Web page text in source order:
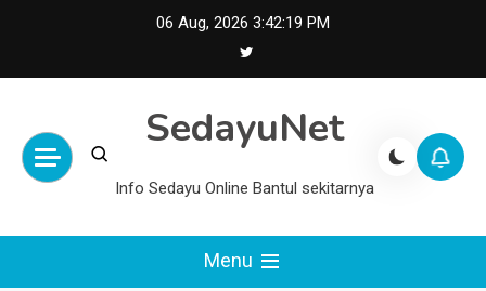
06 Aug, 2026 3:42:20 PM
SedayuNet
Info Sedayu Online Bantul sekitarnya
Menu